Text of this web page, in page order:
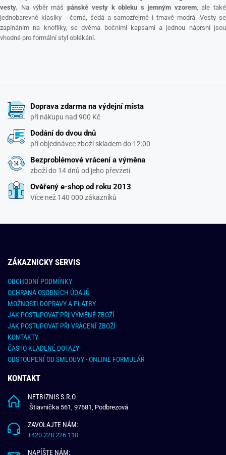
vesty. Na výběr máš pánské vesty k obleku s jemným vzorem, ale také
jednobarevné klasiky - černá, šedá a samozřejmě i tmavě modrá. Vesty se
zapínáním na knoflíky, se dvěma bočními kapsami a jednou náprsní jsou
vhodné pro formální styl oblékání.
Doprava zdarma na výdejní místa
při nákupu nad 900 Kč
Dodání do dvou dnů
při objednávce zboží skladem do 12:00
Bezproblémové vrácení a výměna
zboží do 14 dnů od jeho převzetí
Ověřený e-shop od roku 2013
Více než 140 000 zákazníků
ZÁKAZNICKY SERVIS
OBCHODNÍ PODMÍNKY
OCHRANA OSOBNÍCH ÚDAJŮ
MOŽNOSTI DOPRAVY A PLATBY
JAK POSTUPOVAT PŘI VÝMĚNĚ ZBOŽÍ
JAK POSTUPOVAT PŘI VRÁCENÍ ZBOŽÍ
KONTAKTY
ČASTO KLADENÉ DOTAZY
ODSTOUPENÍ OD SMLOUVY - ONLINE FORMULÁŘ
KONTAKT
NETBIZNIS S.R.O.
Štiavnička 561, 97681, Podbrezová
ZAVOLAJTE NÁM:
+420 228 226 110
NAPÍŠTE NÁM: